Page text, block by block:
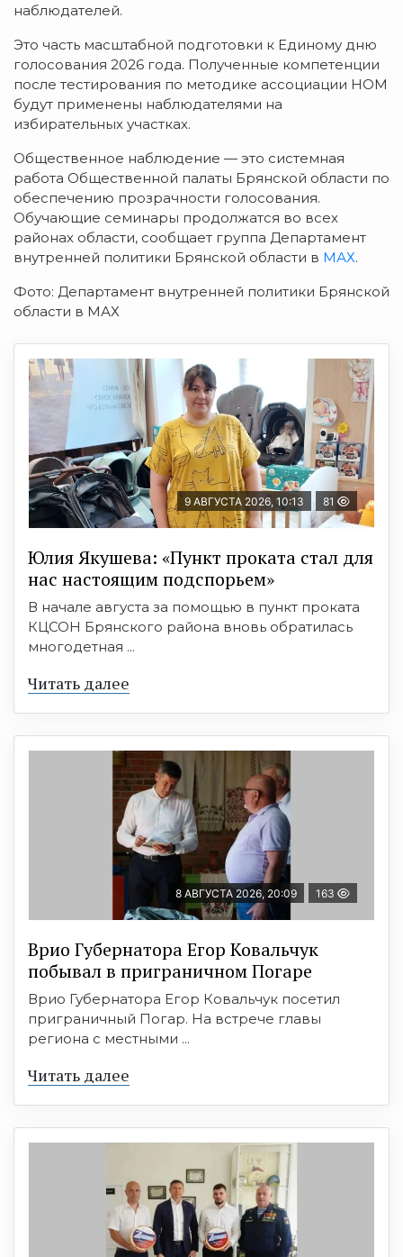
наблюдателей.
Это часть масштабной подготовки к Единому дню
голосования 2026 года. Полученные компетенции
после тестирования по методике ассоциации НОМ
будут применены наблюдателями на
избирательных участках.
Общественное наблюдение — это системная
работа Общественной палаты Брянской области по
обеспечению прозрачности голосования.
Обучающие семинары продолжатся во всех
районах области, сообщает группа Департамент
внутренней политики Брянской области в МАХ.
Фото: Департамент внутренней политики Брянской
области в МАХ
9 АВГУСТА 2026, 10:13 81
Юлия Якушева: «Пункт проката стал для
нас настоящим подспорьем»
В начале августа за помощью в пункт проката
КЦСОН Брянского района вновь обратилась
многодетная ...
Читать далее
8 АВГУСТА 2026, 20:09 163
Врио Губернатора Егор Ковальчук
побывал в приграничном Погаре
Врио Губернатора Егор Ковальчук посетил
приграничный Погар. На встрече главы
региона с местными ...
Читать далее